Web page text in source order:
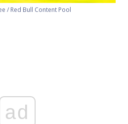
/ Red Bull Content Pool
ad